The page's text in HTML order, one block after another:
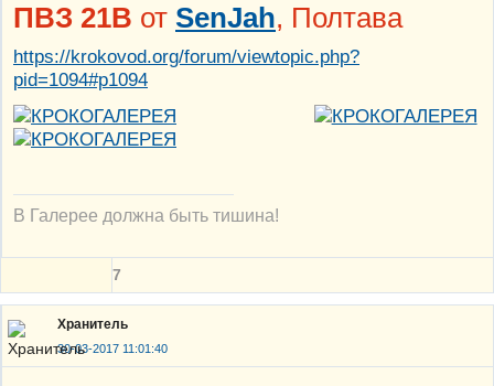
ПВЗ 21В от SenJah, Полтава
https://krokovod.org/forum/viewtopic.php?
pid=1094#p1094
В Галерее должна быть тишина!
7
Хранитель
30-03-2017 11:01:40